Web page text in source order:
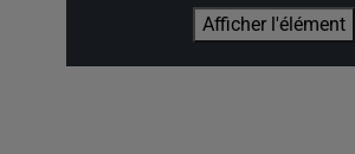
Afficher l'élément